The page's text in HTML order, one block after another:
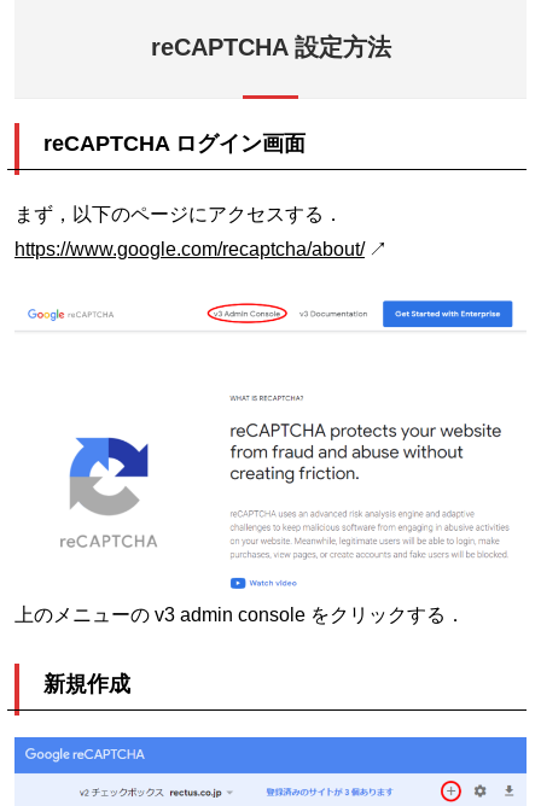
reCAPTCHA 設定方法
reCAPTCHA ログイン画面
まず，以下のページにアクセスする．
https://www.google.com/recaptcha/about/
上のメニューの v3 admin console をクリックする．
新規作成